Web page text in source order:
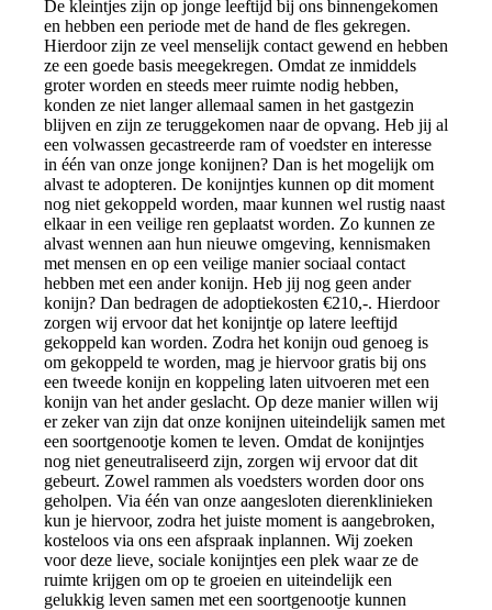
De kleintjes zijn op jonge leeftijd bij ons binnengekomen
en hebben een periode met de hand de fles gekregen.
Hierdoor zijn ze veel menselijk contact gewend en hebben
ze een goede basis meegekregen. Omdat ze inmiddels
groter worden en steeds meer ruimte nodig hebben,
konden ze niet langer allemaal samen in het gastgezin
blijven en zijn ze teruggekomen naar de opvang. Heb jij al
een volwassen gecastreerde ram of voedster en interesse
in één van onze jonge konijnen? Dan is het mogelijk om
alvast te adopteren. De konijntjes kunnen op dit moment
nog niet gekoppeld worden, maar kunnen wel rustig naast
elkaar in een veilige ren geplaatst worden. Zo kunnen ze
alvast wennen aan hun nieuwe omgeving, kennismaken
met mensen en op een veilige manier sociaal contact
hebben met een ander konijn. Heb jij nog geen ander
konijn? Dan bedragen de adoptiekosten €210,-. Hierdoor
zorgen wij ervoor dat het konijntje op latere leeftijd
gekoppeld kan worden. Zodra het konijn oud genoeg is
om gekoppeld te worden, mag je hiervoor gratis bij ons
een tweede konijn en koppeling laten uitvoeren met een
konijn van het ander geslacht. Op deze manier willen wij
er zeker van zijn dat onze konijnen uiteindelijk samen met
een soortgenootje komen te leven. Omdat de konijntjes
nog niet geneutraliseerd zijn, zorgen wij ervoor dat dit
gebeurt. Zowel rammen als voedsters worden door ons
geholpen. Via één van onze aangesloten dierenklinieken
kun je hiervoor, zodra het juiste moment is aangebroken,
kosteloos via ons een afspraak inplannen. Wij zoeken
voor deze lieve, sociale konijntjes een plek waar ze de
ruimte krijgen om op te groeien en uiteindelijk een
gelukkig leven samen met een soortgenootje kunnen